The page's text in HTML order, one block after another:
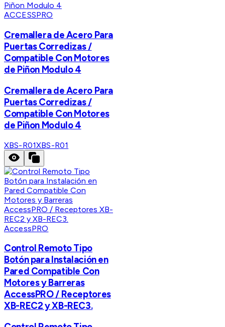
ACCESSPRO
Cremallera de Acero Para
Puertas Corredizas /
Compatible Con Motores
de Piñon Modulo 4
Cremallera de Acero Para
Puertas Corredizas /
Compatible Con Motores
de Piñon Modulo 4
XBS-R01XBS-R01
AccessPRO
Control Remoto Tipo
Botón para Instalación en
Pared Compatible Con
Motores y Barreras
AccessPRO / Receptores
XB-REC2 y XB-REC3.